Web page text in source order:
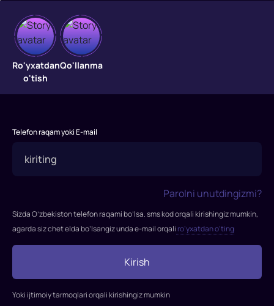
Jasur
Savva
"Jasur
2015-
tasvirga
Maksim
Fadeev
Xabenskiy,
Ro'yxatdan
o'tish
Qo'llanma
Telefon raqam yoki E-mail
Parolni unutdingizmi?
Sizda O’zbekiston telefon raqami bo’lsa. sms kod orqali kirishingiz mumkin,
agarda siz chet elda bo’lsangiz unda e-mail orqali ro’yxatdan o’ting
Kirish
Yoki ijtimoiy tarmoqlari orqali kirishingiz mumkin